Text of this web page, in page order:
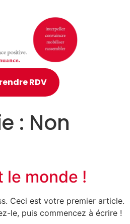
RDV
: Non
le monde !
Ceci est votre premier article.
le, puis commencez à écrire !